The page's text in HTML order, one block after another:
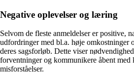
Negative oplevelser og læring
Selvom de fleste anmeldelser er positive,
udfordringer med bl.a. høje omkostninger
deres sagsforløb. Dette viser
forventninger og kommunikere åbent med
misforståelser.